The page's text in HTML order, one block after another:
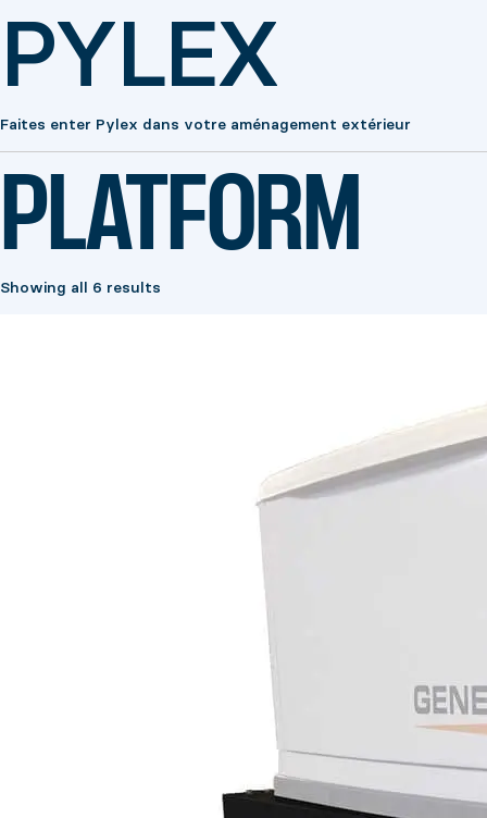
PYLEX
Faites enter Pylex dans votre aménagement extérieur
PLATFORM
Showing all 6 results